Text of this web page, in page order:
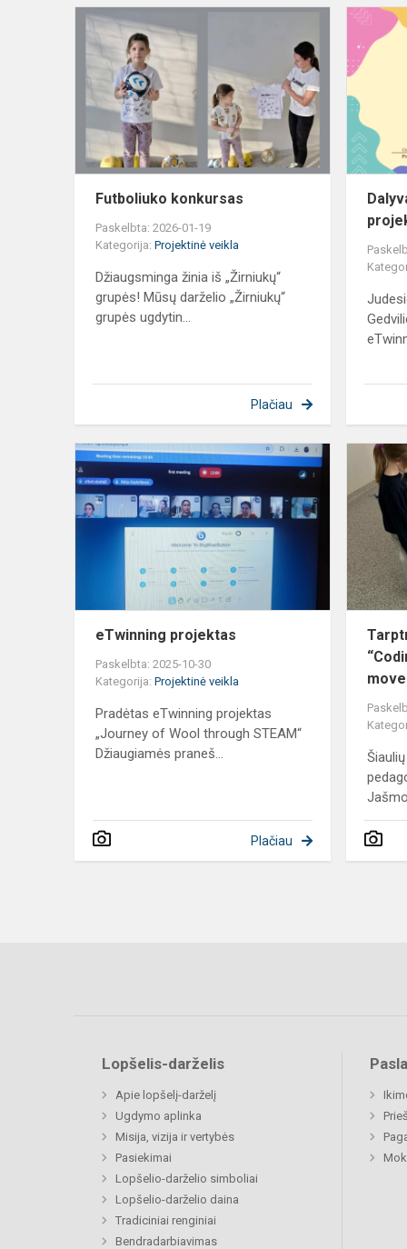
Futboliuko
konkursas
Futboliuko konkursas
Paskelbta: 2026-01-19
Kategorija: Projektinė veikla
Džiaugsminga žinia iš „Žirniukų“
grupės! Mūsų darželio „Žirniukų“
grupės ugdytin...
Plačiau
eTwinning
projektas
eTwinning projektas
Paskelbta: 2025-10-30
Kategorija: Projektinė veikla
Pradėtas eTwinning projektas
„Journey of Wool through STEAM“
Džiaugiamės praneš...
Plačiau
Lopšelis-darželis
Apie lopšelį-darželį
Ugdymo aplinka
Misija, vizija ir vertybės
Pasiekimai
Lopšelio-darželio simboliai
Lopšelio-darželio daina
Tradiciniai renginiai
Bendradarbiavimas